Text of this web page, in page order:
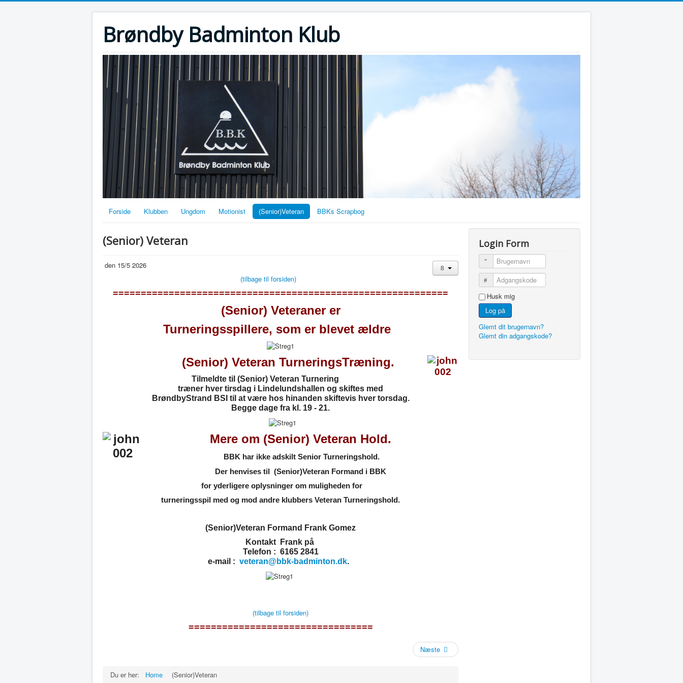
Brøndby Badminton Klub
Forside Klubben Ungdom Motionist (Senior)Veteran BBKs Scrapbog
(Senior) Veteran
den 15/5 2026
(tilbage til forsiden)
============================================================
(Senior) Veteraner er
Turneringsspillere, som er blevet ældre
(Senior) Veteran TurneringsTræning.
Tilmeldte til (Senior) Veteran Turnering
træner hver tirsdag i Lindelundshallen og skiftes med
BrøndbyStrand BSI til at være hos hinanden skiftevis hver torsdag.
Begge dage fra kl. 19 - 21.
Mere om (Senior) Veteran Hold.
BBK har ikke adskilt Senior Turneringshold.
Der henvises til (Senior)Veteran Formand i BBK
for yderligere oplysningerom muligheden for
turneringsspil med og mod andre klubbers Veteran Turneringshold.
(Senior)Veteran Formand Frank Gomez
Kontakt Frank på
Telefon : 6165 2841
e-mail : veteran@bbk-badminton.dk.
(tilbage til forsiden)
=================================
Næste
Du er her: Home (Senior)Veteran
Login Form
Brugernavn
Adgangskode
Husk mig
Log på
Glemt dit brugernavn?
Glemt din adgangskode?